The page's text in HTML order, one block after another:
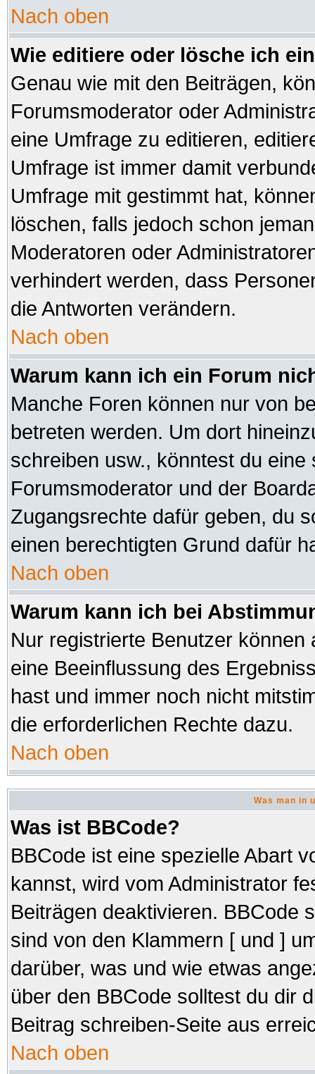
Nach oben
Wie editiere oder lösche ich
Genau wie mit den Beiträgen,
Forumsmoderator oder
eine Umfrage zu editieren,
Umfrage ist immer damit
Umfrage mit gestimmt hat,
löschen, falls jedoch schon
Moderatoren oder
verhindert werden, dass
die Antworten verändern.
Nach oben
Warum kann ich ein Forum
Manche Foren können nur von
betreten werden. Um dort
schreiben usw., könntest du
Forumsmoderator und der
Zugangsrechte dafür geben, du
einen berechtigten Grund dafür
Nach oben
Warum kann ich bei
Nur registrierte Benutzer
eine Beeinflussung des
hast und immer noch nicht
die erforderlichen Rechte dazu.
Nach oben
Was man in
Was ist BBCode?
BBCode ist eine spezielle Abart
kannst, wird vom Administrator
Beiträgen deaktivieren. BBCode
sind von den Klammern [ und ]
darüber, was und wie etwas
über den BBCode solltest du dir
Beitrag schreiben-Seite aus
Nach oben